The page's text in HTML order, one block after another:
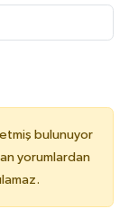
bulunuyor
yorumlardan